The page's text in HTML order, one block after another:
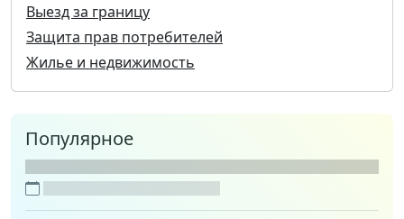
Выезд за границу
Защита прав потребителей
Жилье и недвижимость
Популярное